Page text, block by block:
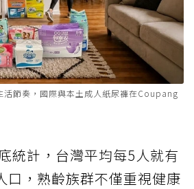
活節奏，國際與本土成人紙尿褲在Coupang
統計，台灣平均每5人就有
口，熟齡族群不僅重視健康